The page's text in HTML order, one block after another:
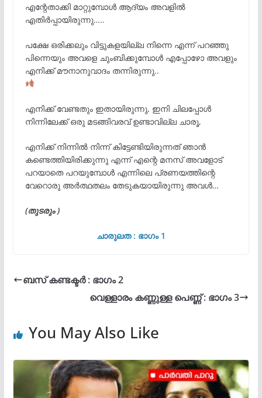
എന്റേതാക്കി മാറ്റുമ്പോൾ ആദ്യം അവളിൽ
എതിർപ്പായിരുന്നു…..
പക്ഷേ ഒരിക്കലും വിട്ടുകളയില്ല നിന്നെ എന്ന് പറഞ്ഞു
പിന്നെയും അവളെ ചുംബിക്കുമ്പോൾ എപ്പോഴോ അവളും
എനിക്ക് മൗനാനുവാദം തന്നിരുന്നു..
എനിക്ക് വേണ്ടതും ഇതായിരുന്നു, ഇനി ചിലപ്പോൾ
നിന്നിലേക്ക് ഒരു മടങ്ങിവരവ് ഉണ്ടാവില്ല ചാരൂ,
എനിക്ക് നിന്നിൽ നിന്ന് കിട്ടേണ്ടിയിരുന്നത് ഞാൻ
കണ്ടെത്തിയിരിക്കുന്നു എന്ന് എന്റെ മനസ് അവളോട്
പറയാതെ പറയുമ്പോൾ എന്നിലെ പ്രണയത്തിന്റെ
വേറൊരു അർത്ഥതലം തേടുകയായിരുന്നു അവൾ…
(തുടരും )
ചാരുലത : ഭാഗം 1
ബസ് കണ്ടക്ടർ : ഭാഗം 2
വെള്ളാരം കണ്ണുള്ള പെണ്ണ് : ഭാഗം 3
You May Also Like